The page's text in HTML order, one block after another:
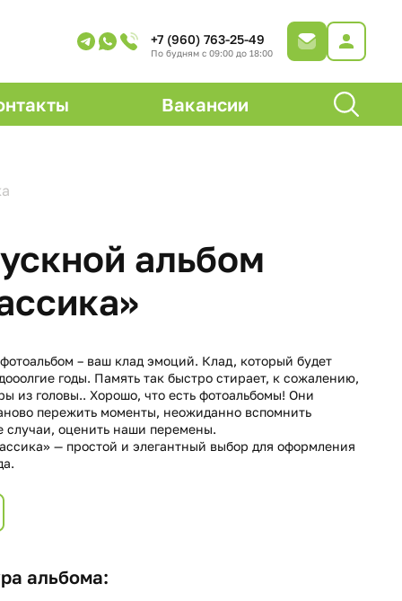
+7 (960) 763-25-49
По будням с 09:00 до 18:00
Вакансии
альбом
– ваш клад эмоций. Клад, который будет
годы. Память так быстро стирает, к сожалению,
из головы.. Хорошо, что есть фотоальбомы! Они
пережить моменты, неожиданно вспомнить
случаи, оценить наши перемены.
— простой и элегантный выбор для оформления
альбома: